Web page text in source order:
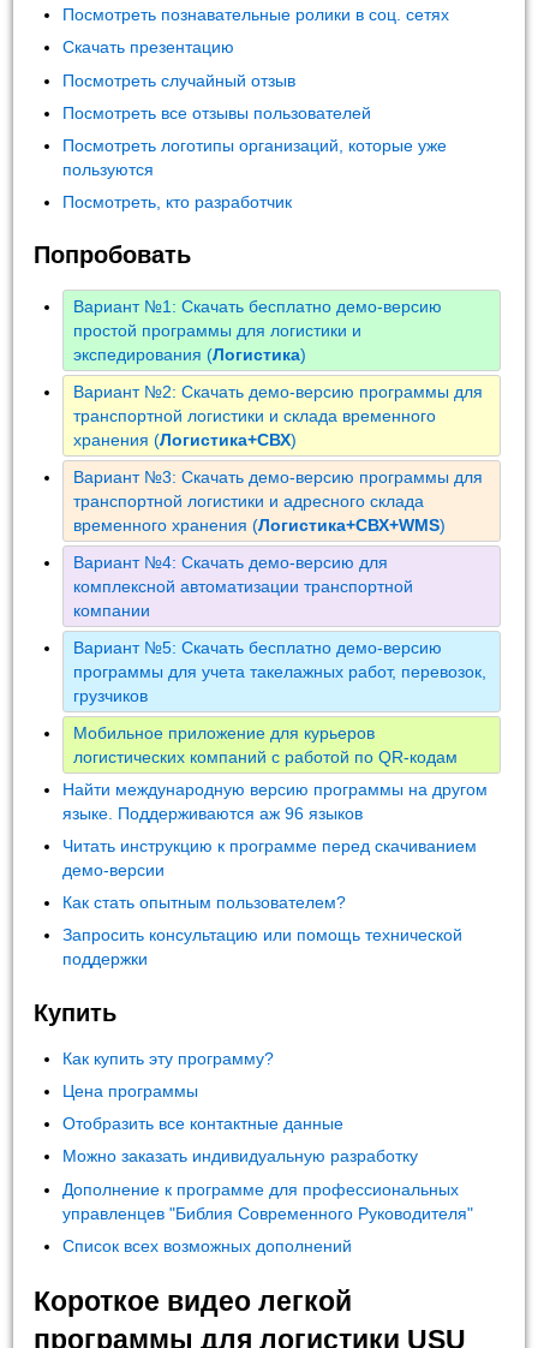
Посмотреть познавательные ролики в соц. сетях
Скачать презентацию
Посмотреть случайный отзыв
Посмотреть все отзывы пользователей
Посмотреть логотипы организаций, которые уже
пользуются
Посмотреть, кто разработчик
Попробовать
Вариант №1: Скачать бесплатно демо-версию
простой программы для логистики и
экспедирования (Логистика)
Вариант №2: Скачать демо-версию программы для
транспортной логистики и склада временного
хранения (Логистика+СВХ)
Вариант №3: Скачать демо-версию программы для
транспортной логистики и адресного склада
временного хранения (Логистика+СВХ+WMS)
Вариант №4: Скачать демо-версию для
комплексной автоматизации транспортной
компании
Вариант №5: Скачать бесплатно демо-версию
программы для учета такелажных работ, перевозок,
грузчиков
Мобильное приложение для курьеров
логистических компаний с работой по QR-кодам
Найти международную версию программы на другом
языке. Поддерживаются аж 96 языков
Читать инструкцию к программе перед скачиванием
демо-версии
Как стать опытным пользователем?
Запросить консультацию или помощь технической
поддержки
Купить
Как купить эту программу?
Цена программы
Отобразить все контактные данные
Можно заказать индивидуальную разработку
Дополнение к программе для профессиональных
управленцев "Библия Современного Руководителя"
Список всех возможных дополнений
Короткое видео легкой
программы для логистики USU